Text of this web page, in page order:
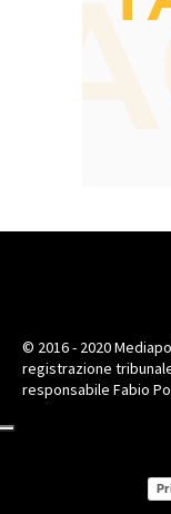
© 2016 - 2020
registrazione
responsabile Fabio